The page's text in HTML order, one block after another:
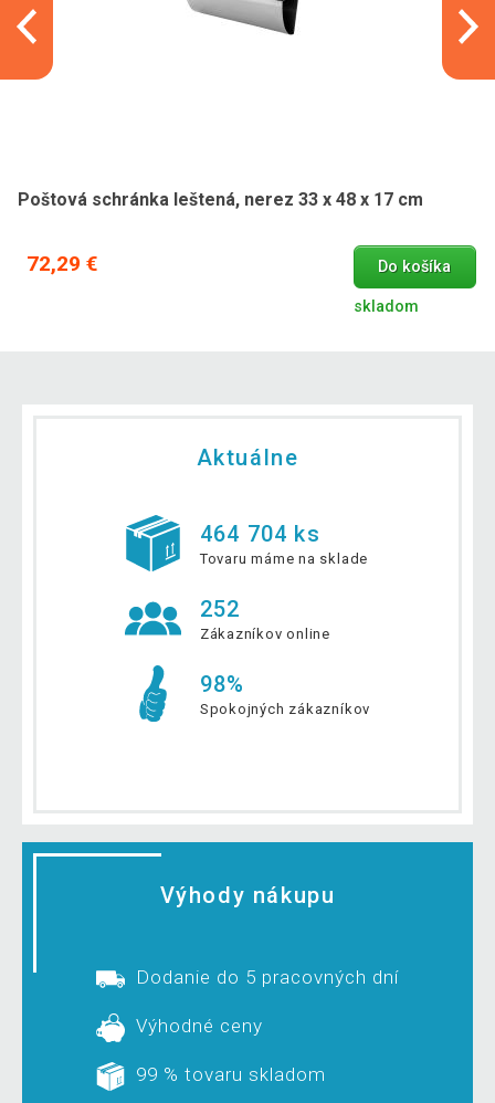
Poštová schránka leštená, nerez 33 x 48 x 17 cm
72,29 € Do košíka
skladom
Aktuálne
464 704 ks
Tovaru máme na sklade
252
Zákazníkov online
98%
Spokojných zákazníkov
Výhody nákupu
Dodanie do 5 pracovných dní
Výhodné ceny
99 % tovaru skladom